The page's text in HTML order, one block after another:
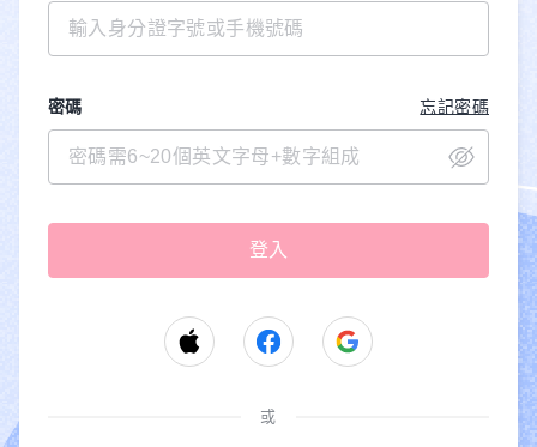
密碼 忘記密碼
或